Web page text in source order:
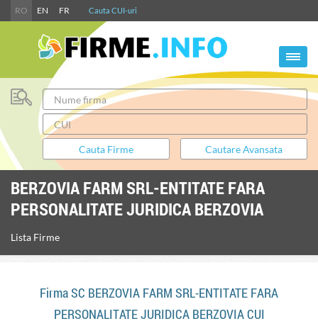
RO EN FR Cauta CUI-uri
BERZOVIA FARM SRL-ENTITATE FARA
PERSONALITATE JURIDICA BERZOVIA
Lista Firme
Firma SC BERZOVIA FARM SRL-ENTITATE FARA
PERSONALITATE JURIDICA BERZOVIA CUI